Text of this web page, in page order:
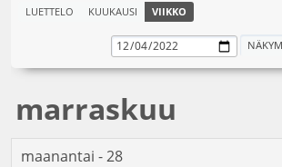
LUETTELO KUUKAUSI VIIKKO
marraskuu
maanantai - 28